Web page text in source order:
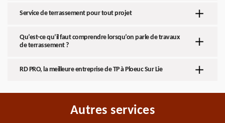
Service de terrassement pour tout projet
Qu’est-ce qu’il faut comprendre lorsqu’on parle de travaux
de terrassement ?
RD PRO, la meilleure entreprise de TP à Ploeuc Sur Lie
Autres services